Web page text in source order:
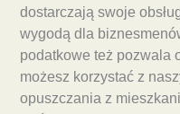
dostarczają swoje
wygodą dla
podatkowe też pozwala
możesz korzystać z
opuszczania z